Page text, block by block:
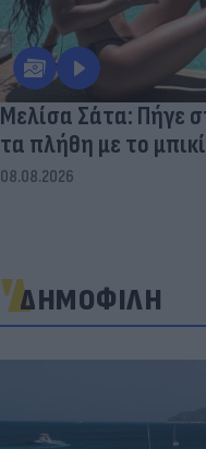
Μελίσα Σάτα: Πήγε
τα πλήθη με το
08.08.2026
ΔΗΜΟΦΙΛΗ